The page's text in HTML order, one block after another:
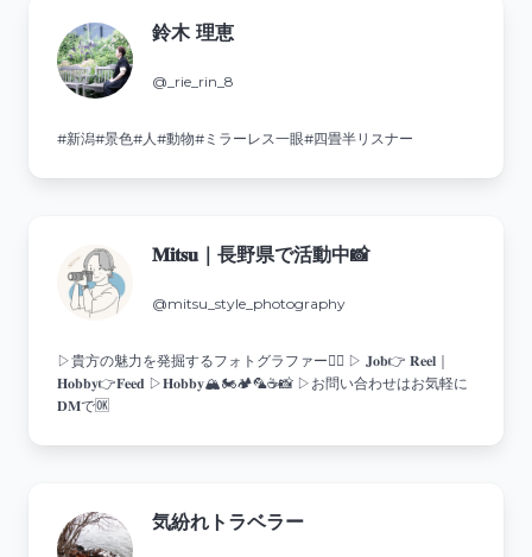
鈴木 理恵
@_rie_rin_8
#新潟#景色#人#動物#ミラーレス一眼#四畳半リスナー
𝐌𝐢𝐭𝐬𝐮｜長野県で活動中📸
@mitsu_style_photography
▷貴方の魅力を発掘するフォトグラファー🙋‍♂️ ▷ 𝐉𝐨𝐛👉 𝐑𝐞𝐞𝐥｜
𝐇𝐨𝐛𝐛𝐲👉𝐅𝐞𝐞𝐝 ▷𝐇𝐨𝐛𝐛𝐲🏔️🏍️🏕️🦜☕️📸 ▷お問い合わせはお気軽に
𝐃𝐌で🆗
気紛れトラベラー